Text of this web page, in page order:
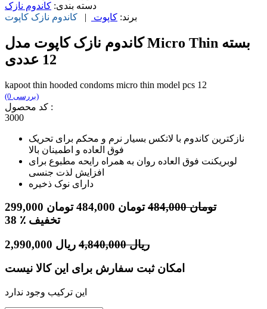
دسته بندی: کاندوم نازک
برند: کاپوت | کاندوم نازک کاپوت
کاندوم نازک کاپوت مدل Micro Thin بسته
12 عددی
kapoot thin hooded condoms micro thin model pcs 12
(0 بررسی)
کد محصول :
3000
نازکترین کاندوم با لاتکس بسیار نرم و محکم برای تحریک
فوق العاده و اطمینان بالا
لوبریکنت فوق العاده روان به همراه رایحه مطبوع برای
افزایش لذت جنسی
دارای نوک ذخیره
299,000 تومان 484,000تومان 484,000 تومان
38
٪ تخفیف
2,990,000 ریال 4,840,000 ریال
امکان ثبت سفارش برای این کالا نیست
این ترکیب وجود ندارد